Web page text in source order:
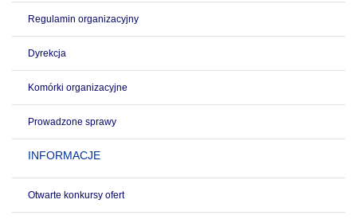
Regulamin organizacyjny
Dyrekcja
Komórki organizacyjne
Prowadzone sprawy
INFORMACJE
Otwarte konkursy ofert